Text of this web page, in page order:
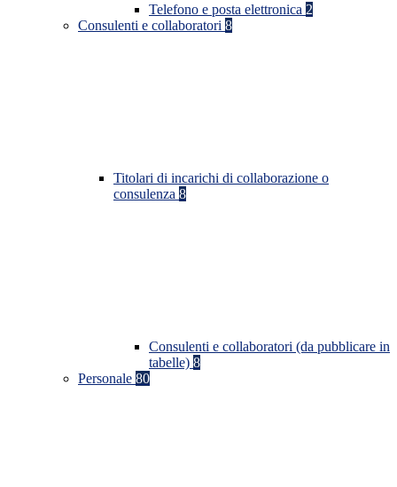
Telefono e posta elettronica 2
Consulenti e collaboratori 8
Titolari di incarichi di collaborazione o
consulenza 8
Consulenti e collaboratori (da pubblicare in
tabelle) 8
Personale 80